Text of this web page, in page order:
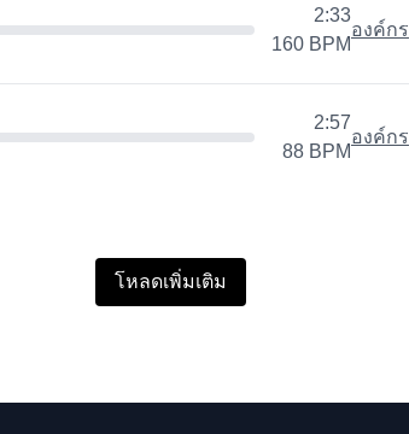
2:33
160 BPM
องค์กร
2:57
88 BPM
องค์กร
โหลดเพิ่มเติม